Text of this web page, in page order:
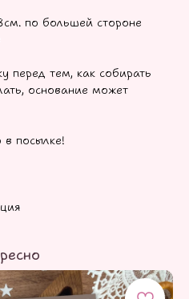
по большей стороне
перед тем, как собирать
основание может
в посылке!